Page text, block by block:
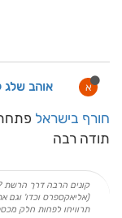
א אוהב שלג
חורף בישראל
תודה רבה
קונים הרבה דרך הרשת
(אליאקספרס וכדו' וגם
תרוויחו לפחות חלק